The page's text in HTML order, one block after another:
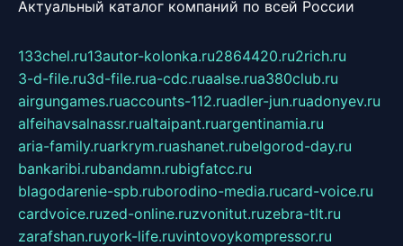
Актуальный каталог компаний по всей России
133chel.ru13autor-kolonka.ru2864420.ru2rich.ru
3-d-file.ru3d-file.rua-cdc.ruaalse.rua380club.ru
airgungames.ruaccounts-112.ruadler-jun.ruadonyev.ru
alfeihavsalnassr.rualtaipant.ruargentinamia.ru
aria-family.ruarkrym.ruashanet.rubelgorod-day.ru
bankaribi.rubandamn.rubigfatcc.ru
blagodarenie-spb.ruborodino-media.rucard-voice.ru
cardvoice.ruzed-online.ruzvonitut.ruzebra-tlt.ru
zarafshan.ruyork-life.ruvintovoykompressor.ru